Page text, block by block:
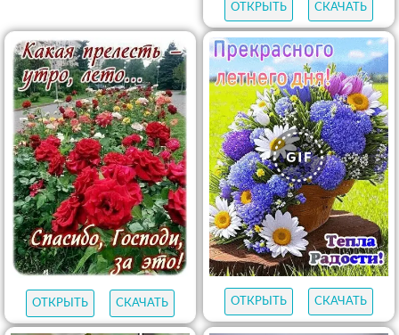
ОТКРЫТЬ СКАЧАТЬ
ОТКРЫТЬ СКАЧАТЬ ОТКРЫТЬ СКАЧАТЬ